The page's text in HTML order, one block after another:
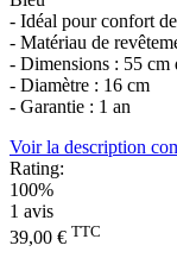
- Idéal pour confort
- Matériau de
- Dimensions : 55 cm
- Diamètre : 16 cm
- Garantie : 1 an
Voir la description
Rating:
100%
1 avis
39,00 € TTC